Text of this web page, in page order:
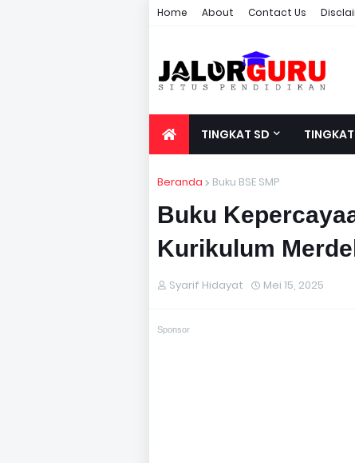
Home About Contact Us
TINGKAT SD
Beranda Buku BSE SMP
Buku
Kurikulum
Syarif Hidayat Mei 15, 2025
Sponsor